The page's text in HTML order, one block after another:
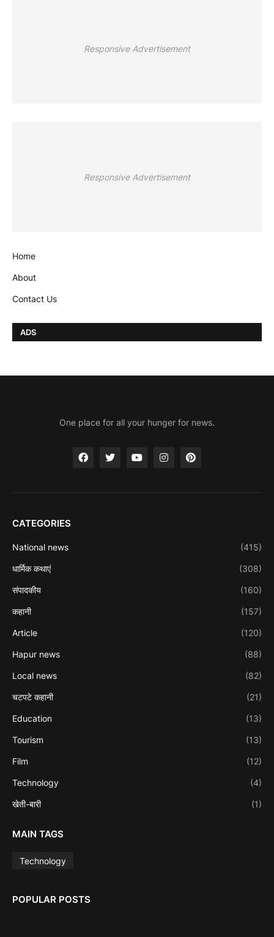
Responsive Advertisement
Responsive Advertisement
Home
About
Contact Us
ADS
One place for all your hunger for news.
CATEGORIES
National news (415)
धार्मिक कथाएं (308)
संपादकीय (160)
कहानी (157)
Article (120)
Hapur news (88)
Local news (82)
चटपटे कहानी (21)
Education (13)
Tourism (13)
Film (12)
Technology (4)
खेती-बारी (1)
MAIN TAGS
Technology
POPULAR POSTS